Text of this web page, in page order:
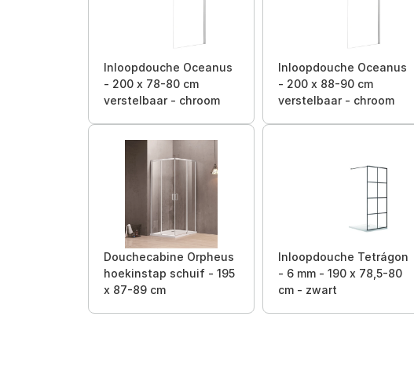
Inloopdouche Oceanus
- 200 x 78-80 cm
verstelbaar - chroom
Douchecabine Orpheus
hoekinstap schuif - 195
x 87-89 cm
Inloopdouche Oceanus
- 200 x 88-90 cm
verstelbaar - chroom
Inloopdouche Tetrágon
- 6 mm - 190 x 78,5-80
cm - zwart